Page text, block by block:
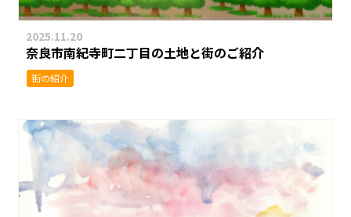
2025.11.20
奈良市南紀寺町二丁目の土地と街のご紹介
街の紹介